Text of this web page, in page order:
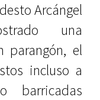
Arcángel
una
parangón, el
incluso a
barricadas